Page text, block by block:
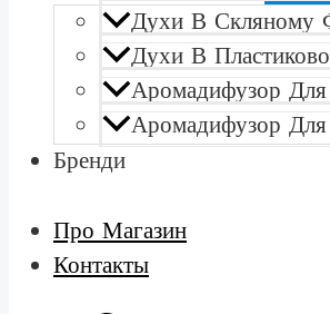
Духи В Скляному
Духи В
Аромадифузор
Аромадифузор
Бренди
Про Магазин
Контакты